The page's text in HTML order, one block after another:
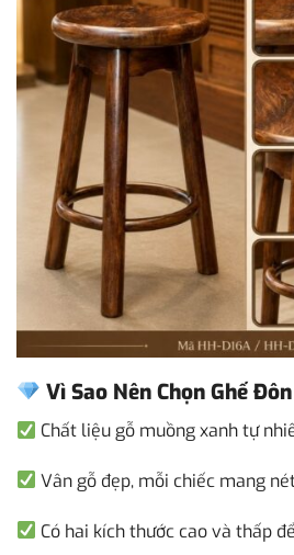
Vì Sao Nên Chọn Ghế
Chất liệu gỗ muồng xanh tự
Vân gỗ đẹp, mỗi chiếc mang
Có hai kích thước cao và thấp